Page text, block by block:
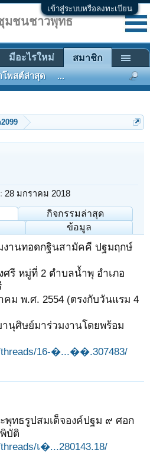
เข้าสู่ระบบหรือลงทะเบียน
28 มกราคม 2018
กิจกรรมล่าสุด
ข้อมูล
งานทอดกฐินสามัคคี ปฐมฤกษ์
รี หมู่ที่ 2 ตำบลน้ำพุ อำเภอ
ม พ.ศ. 2554 (ตรงกับวันแรม 4
นุศิษย์มาร่วมงานโดยพร้อม
threads/16-�...��.307483/
พุทธรูปสมเด็จองค์ปฐม ๙ ศอก
บัติ
เ�...280143.18/
มชนชาวพุทธ
มีอะไรใหม่ สมาชิก
โพสต์ล่าสุด ...